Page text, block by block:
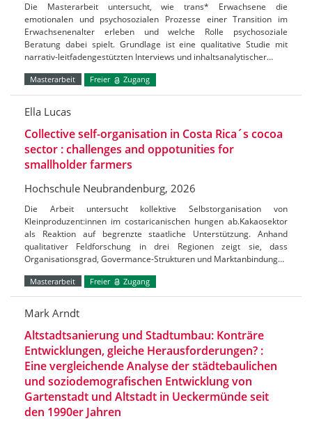
Die Masterarbeit untersucht, wie trans* Erwachsene die
emotionalen und psychosozialen Prozesse einer Transition im
Erwachsenenalter erleben und welche Rolle psychosoziale
Beratung dabei spielt. Grundlage ist eine qualitative Studie mit
narrativ-leitfadengestützten Interviews und inhaltsanalytischer…
Masterarbeit Freier Zugang
Ella Lucas
Collective self-organisation in Costa Rica´s cocoa
sector : challenges and oppotunities for
smallholder farmers
Hochschule Neubrandenburg, 2026
Die Arbeit untersucht kollektive Selbstorganisation von
Kleinproduzent:innen im costaricanischen hungen ab.Kakaosektor
als Reaktion auf begrenzte staatliche Unterstützung. Anhand
qualitativer Feldforschung in drei Regionen zeigt sie, dass
Organisationsgrad, Govermance-Strukturen und Marktanbindung…
Masterarbeit Freier Zugang
Mark Arndt
Altstadtsanierung und Stadtumbau: Konträre
Entwicklungen, gleiche Herausforderungen? :
Eine vergleichende Analyse der städtebaulichen
und soziodemografischen Entwicklung von
Gartenstadt und Altstadt in Ueckermünde seit
den 1990er Jahren